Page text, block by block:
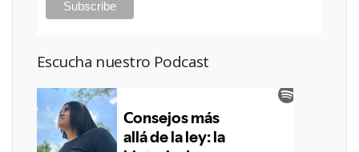
Escucha nuestro Podcast